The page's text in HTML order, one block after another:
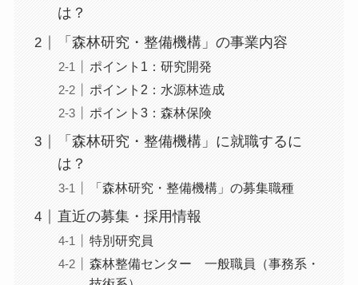
は？
「森林研究・整備機構」の事業内容
ポイント1：研究開発
ポイント2：水源林造成
ポイント3：森林保険
「森林研究・整備機構」に就職するに
は？
「森林研究・整備機構」の募集職種
直近の募集・採用情報
特別研究員
森林整備センター 一般職員（事務系・